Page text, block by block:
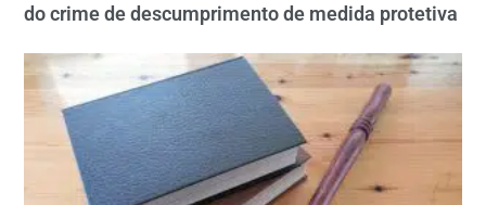
do crime de descumprimento de medida protetiva